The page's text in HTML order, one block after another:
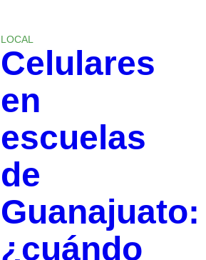
LOCAL
Celulares
en
escuelas
de
Guanajuato:
¿cuándo